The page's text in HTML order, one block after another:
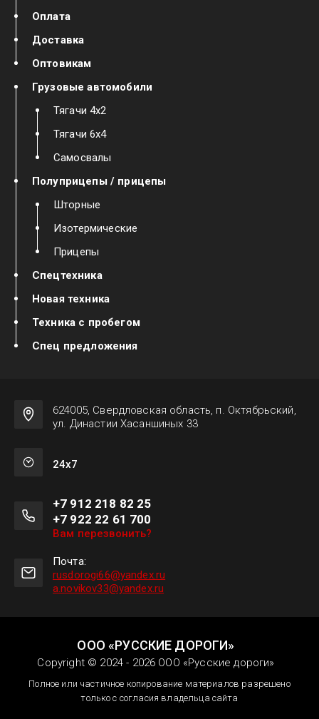
Оплата
Доставка
Оптовикам
Грузовые автомобили
Тягачи 4х2
Тягачи 6х4
Самосвалы
Полуприцепы / прицепы
Шторные
Изотермические
Прицепы
Спецтехника
Новая техника
Техника с пробегом
Спец предложения
624005, Свердловская область, п. Октябрьский,
ул. Династии Хасаншиных 33
24х7
+7 912 218 82 25
+7 922 22 61 700
Вам перезвонить?
Почта:
rusdorogi66@yandex.ru
a.novikov33@yandex.ru
ООО «РУССКИЕ ДОРОГИ»
Copyright © 2024 - 2026 ООО «Русские дороги»
Полное или частичное копирование материалов разрешено
только с согласия владельца сайта